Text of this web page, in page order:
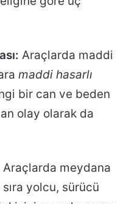
Araçlarda maddi
maddi hasarlı
bir can ve beden
olay olarak da
Araçlarda meydana
yolcu, sürücü